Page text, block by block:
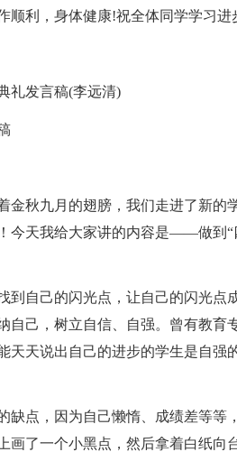
顺利，身体健康!祝全体同学学习
礼发言稿(李远清)
金秋九月的翅膀，我们走进了新的
今天我给大家讲的内容是——做到“
自己的闪光点，让自己的闪光点
自己，树立自信、自强。曾有教育
天天说出自己的进步的学生是自强
缺点，因为自己懒惰、成绩差等等
画了一个小黑点，然后拿着白纸向